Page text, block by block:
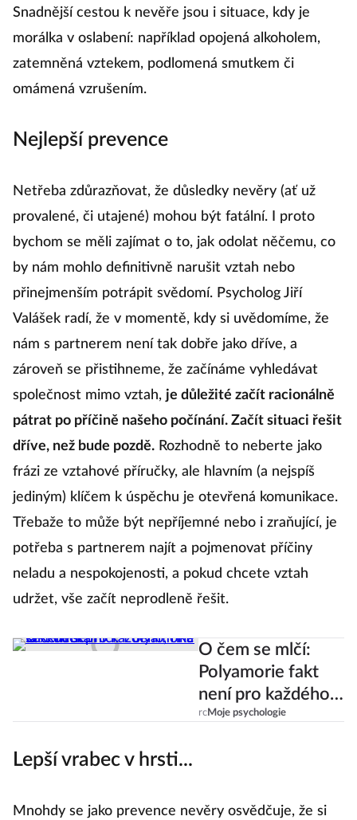
Snadnější cestou k nevěře jsou i situace, kdy je
morálka v oslabení: například opojená alkoholem,
zatemněná vztekem, podlomená smutkem či
omámená vzrušením.
Nejlepší prevence
Netřeba zdůrazňovat, že důsledky nevěry (ať už
provalené, či utajené) mohou být fatální. I proto
bychom se měli zajímat o to, jak odolat něčemu, co
by nám mohlo definitivně narušit vztah nebo
přinejmenším potrápit svědomí. Psycholog Jiří
Valášek radí, že v momentě, kdy si uvědomíme, že
nám s partnerem není tak dobře jako dříve, a
zároveň se přistihneme, že začínáme vyhledávat
společnost mimo vztah, je důležité začít racionálně
pátrat po příčině našeho počínání. Začít situaci řešit
dříve, než bude pozdě. Rozhodně to neberte jako
frázi ze vztahové příručky, ale hlavním (a nejspíš
jediným) klíčem k úspěchu je otevřená komunikace.
Třebaže to může být nepříjemné nebo i zraňující, je
potřeba s partnerem najít a pojmenovat příčiny
neladu a nespokojenosti, a pokud chcete vztah
udržet, vše začít neprodleně řešit.
O čem se mlčí:
Polyamorie fakt
není pro každého,
říká sexkoučka
rcMoje psychologie
Lepší vrabec v hrsti...
Mnohdy se jako prevence nevěry osvědčuje, že si